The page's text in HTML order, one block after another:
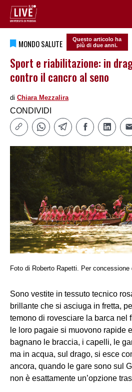
MONDO SALUTE
Questo articolo ha
più di due anni.
Sport e riabilitazione: in
contro il cancro al seno
di Chiara Mezzalira
CONDIVIDI
Foto di Roberto Rapetti. Per concessione
Sono vestite in tessuto tecnico
brillante che si asciuga in fretta,
temono di rovesciare la barca nel
le loro pagaie si muovono rapide
bagnano le braccia, i capelli, le
ma in acqua, sul drago, si esce
ancora, quando le gare sono sul
non è esattamente un’opzione